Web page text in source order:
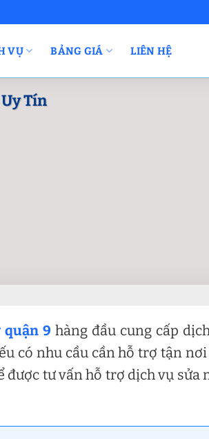
VỤ BẢNG GIÁ LIÊN HỆ
Tín
quận 9 hàng đầu cung cấp
có nhu cầu cần hỗ trợ tận
được tư vấn hỗ trợ dịch vụ sửa